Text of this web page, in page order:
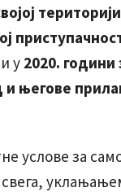
територији
и у 2020. години
и његове
услове за